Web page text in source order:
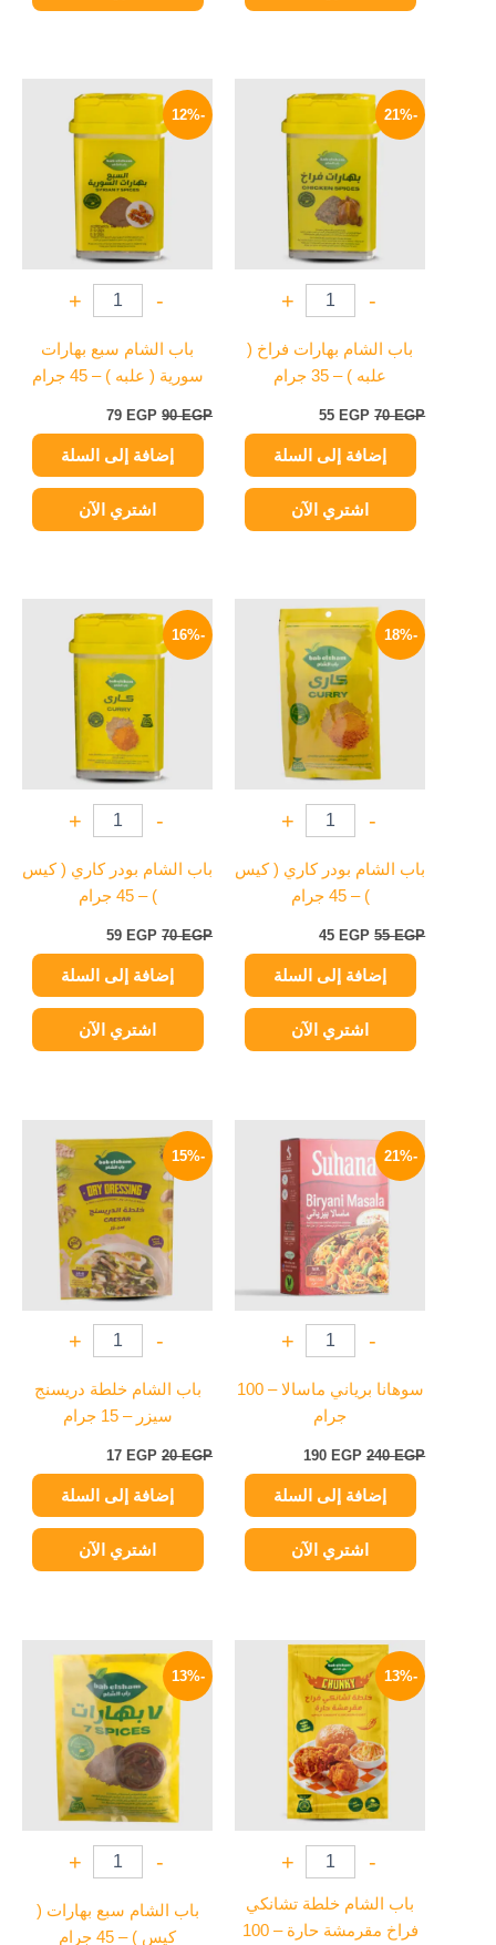
-21%
-
+
باب الشام بهارات فراخ (
علبه ) – 35 جرام
70EGP
الأصلي
هو:
70 EGP.
55 EGP
الحالي
55 EGP.
إضافة إلى السلة
اشتري الآن
-12%
-
+
باب الشام سبع بهارات
سورية ( علبه ) – 45 جرام
90EGP
هو:
90 EGP.
79 EGP
الحالي
79 EGP.
إضافة إلى السلة
اشتري الآن
-18%
-
+
باب الشام بودر كاري ( كيس
) – 45 جرام
55EGP
السعر
الأصلي
هو:
55 EGP.
45 EGP
السعر
الحالي
هو:
45 EGP.
إضافة إلى السلة
اشتري الآن
-16%
-
+
باب الشام بودر كاري ( كيس
) – 45 جرام
70EGP
هو:
70 EGP.
59 EGP
الحالي
59 EGP.
إضافة إلى السلة
اشتري الآن
-21%
-
+
سوهانا برياني ماسالا – 100
جرام
240EGP
الأصلي
هو:
240 EGP.
190 EGP
الحالي
هو:
190 EGP.
إضافة إلى السلة
اشتري الآن
-15%
-
+
باب الشام خلطة دريسنج
سيزر – 15 جرام
20EGP
الأصلي
20 EGP.
17 EGP
الحالي
هو:
17 EGP.
إضافة إلى السلة
اشتري الآن
-13%
-
+
باب الشام خلطة تشانكي
فراخ مقرمشة حارة – 100
السعر
الأصلي
هو:
40 EGP.
السعر
هو:
35 EGP.
-13%
-
+
باب الشام سبع بهارات (
كيس ) – 45 جرام
الأصلي
هو:
60 EGP.
الحالي
هو:
52 EGP.